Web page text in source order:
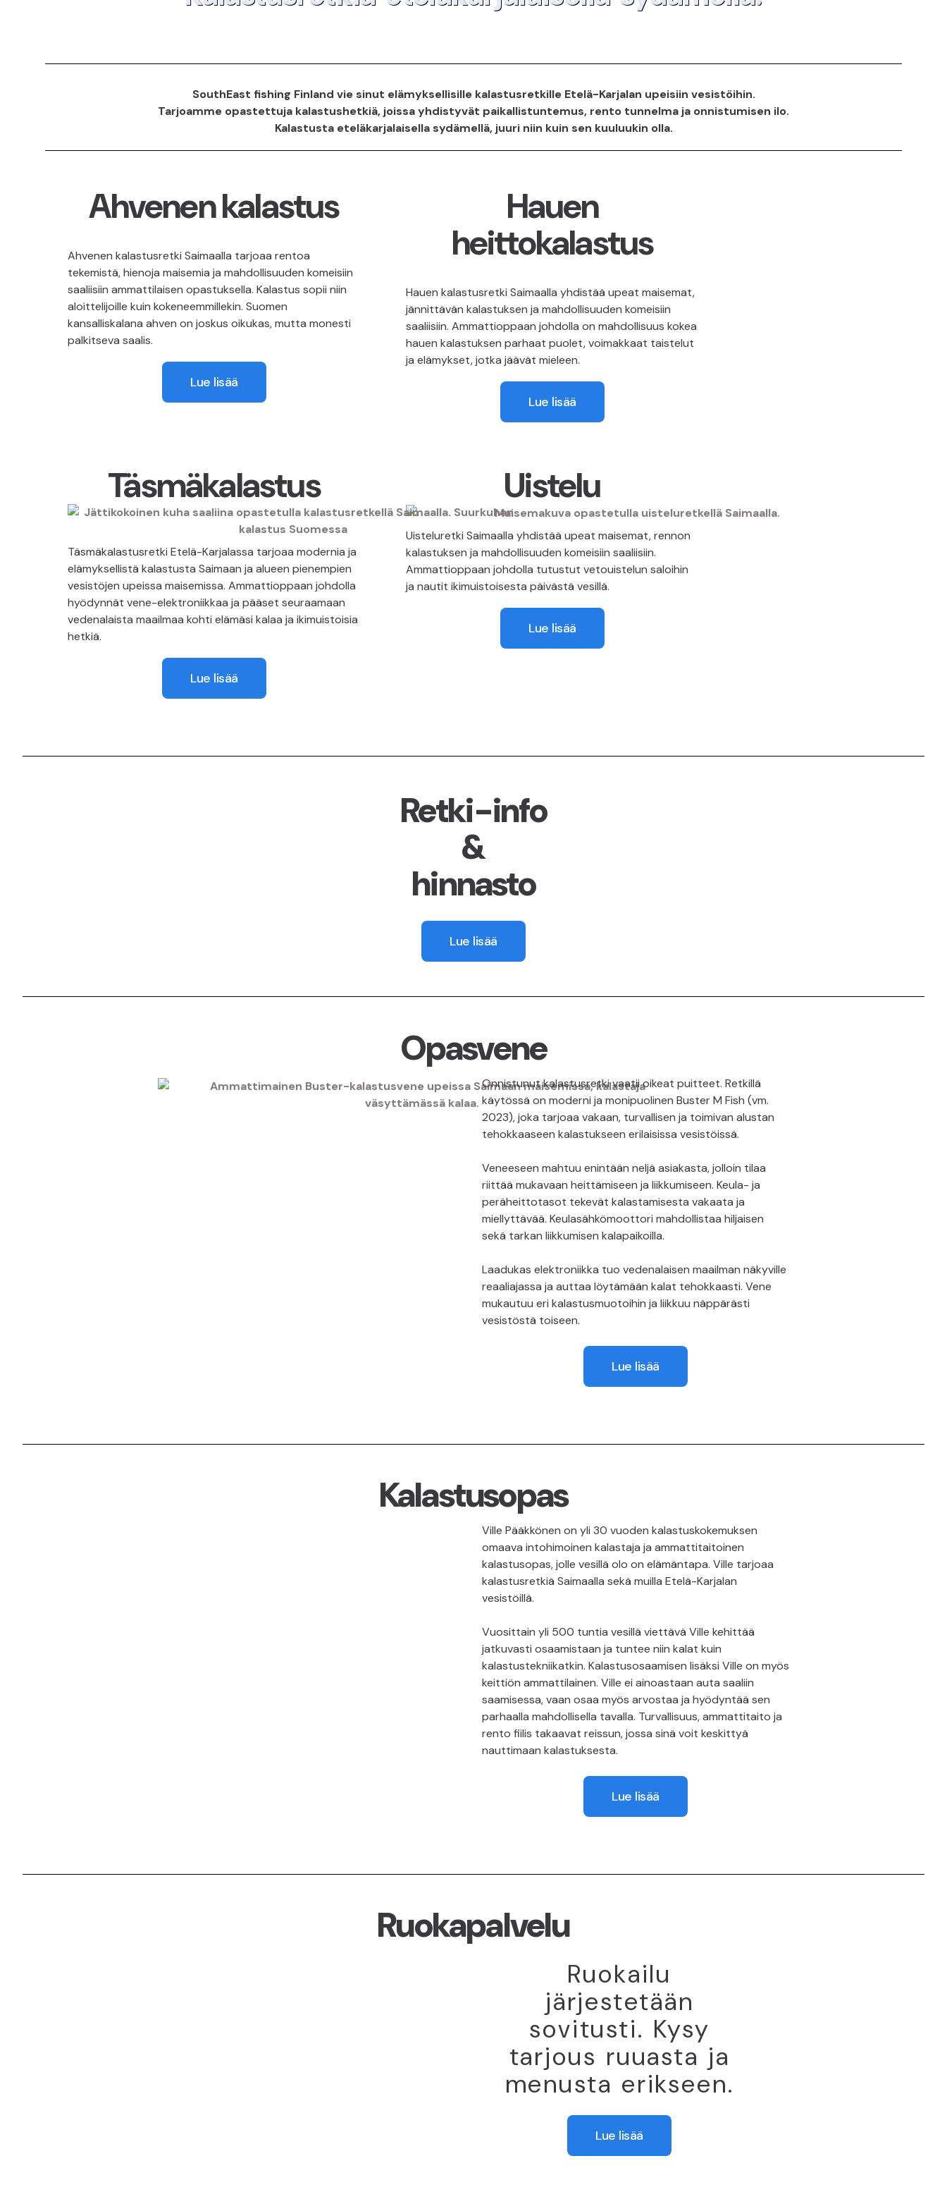
SouthEast fishing Finland vie sinut elämyksellisille kalastusretkille Etelä-Karjalan upeisiin vesistöihin.
Tarjoamme opastettuja kalastushetkiä, joissa yhdistyvät paikallistuntemus, rento tunnelma ja onnistumisen ilo.
Kalastusta eteläkarjalaisella sydämellä, juuri niin kuin sen kuuluukin olla.
Hauen
heittokalastus
Hauen kalastusretki Saimaalla yhdistää upeat maisemat,
jännittävän kalastuksen ja mahdollisuuden komeisiin
saaliisiin. Ammattioppaan johdolla on mahdollisuus kokea
hauen kalastuksen parhaat puolet, voimakkaat taistelut
ja elämykset, jotka jäävät mieleen.
Lue lisää
Ahvenen kalastus
Ahvenen kalastusretki Saimaalla tarjoaa rentoa
tekemistä, hienoja maisemia ja mahdollisuuden komeisiin
saaliisiin ammattilaisen opastuksella. Kalastus sopii niin
aloittelijoille kuin kokeneemmillekin. Suomen
kansalliskalana ahven on joskus oikukas, mutta monesti
palkitseva saalis.
Lue lisää
Uistelu
Uisteluretki Saimaalla yhdistää upeat maisemat, rennon
kalastuksen ja mahdollisuuden komeisiin saaliisiin.
Ammattioppaan johdolla tutustut vetouistelun saloihin
ja nautit ikimuistoisesta päivästä vesillä.
Lue lisää
Täsmäkalastus
Täsmäkalastusretki Etelä-Karjalassa tarjoaa modernia ja
elämyksellistä kalastusta Saimaan ja alueen pienempien
vesistöjen upeissa maisemissa. Ammattioppaan johdolla
hyödynnät vene-elektroniikkaa ja pääset seuraamaan
vedenalaista maailmaa kohti elämäsi kalaa ja ikimuistoisia
hetkiä.
Lue lisää
Retki-info
&
hinnasto
Lue lisää
Opasvene
Lue lisää
Onnistunut kalastusretki vaatii oikeat puitteet. Retkillä
käytössä on moderni ja monipuolinen Buster M Fish (vm.
2023), joka tarjoaa vakaan, turvallisen ja toimivan alustan
tehokkaaseen kalastukseen erilaisissa vesistöissä.
Veneeseen mahtuu enintään neljä asiakasta, jolloin tilaa
riittää mukavaan heittämiseen ja liikkumiseen. Keula- ja
peräheittotasot tekevät kalastamisesta vakaata ja
miellyttävää. Keulasähkömoottori mahdollistaa hiljaisen
sekä tarkan liikkumisen kalapaikoilla.
Laadukas elektroniikka tuo vedenalaisen maailman näkyville
reaaliajassa ja auttaa löytämään kalat tehokkaasti. Vene
mukautuu eri kalastusmuotoihin ja liikkuu näppärästi
vesistöstä toiseen.
Kalastusopas
Lue lisää
Ville Pääkkönen on yli 30 vuoden kalastuskokemuksen
omaava intohimoinen kalastaja ja ammattitaitoinen
kalastusopas, jolle vesillä olo on elämäntapa. Ville tarjoaa
kalastusretkiä Saimaalla sekä muilla Etelä-Karjalan
vesistöillä.
Vuosittain yli 500 tuntia vesillä viettävä Ville kehittää
jatkuvasti osaamistaan ja tuntee niin kalat kuin
kalastustekniikatkin. Kalastusosaamisen lisäksi Ville on myös
keittiön ammattilainen. Ville ei ainoastaan auta saaliin
saamisessa, vaan osaa myös arvostaa ja hyödyntää sen
parhaalla mahdollisella tavalla. Turvallisuus, ammattitaito ja
rento fiilis takaavat reissun, jossa sinä voit keskittyä
nauttimaan kalastuksesta.
Ruokapalvelu
Ruokailu
järjestetään
sovitusti. Kysy
tarjous ruuasta ja
menusta erikseen.
Lue lisää